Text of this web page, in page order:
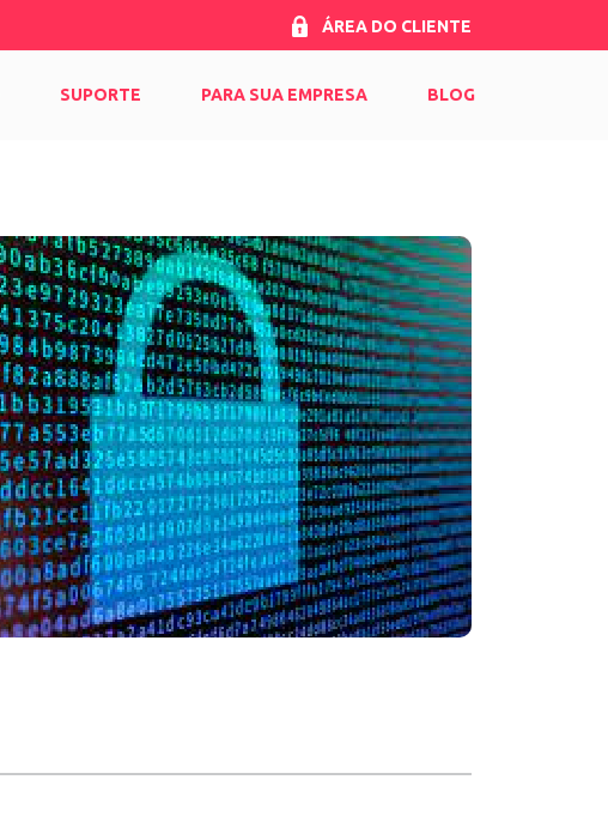
ÁREA DO CLIENTE
SUPORTE PARA SUA EMPRESA BLOG